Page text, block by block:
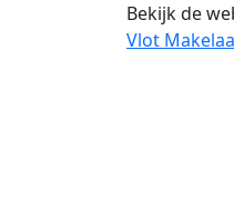
Bekijk de
Vlot